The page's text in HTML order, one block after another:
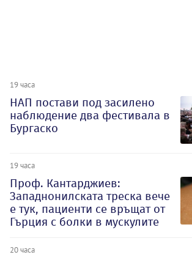
19 часа
НАП постави под засилено
наблюдение два фестивала в
Бургаско
19 часа
Проф. Кантарджиев:
Западнонилската треска вече
е тук, пациенти се връщат от
Гърция с болки в мускулите
20 часа